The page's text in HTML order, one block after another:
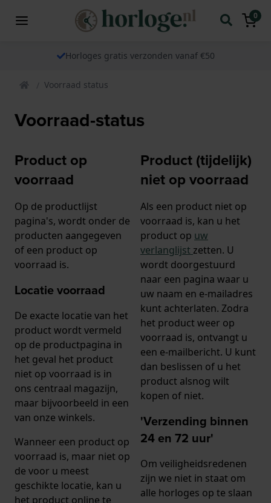
0
Horloges gratis verzonden vanaf €50
Voorraad status
Voorraad-status
Product op
voorraad
Op de productlijst
pagina's, wordt onder de
producten aangegeven
of een product op
voorraad is.
Locatie voorraad
De exacte locatie van het
product wordt vermeld
op de productpagina in
het geval het product
niet op voorraad is in
ons centraal magazijn,
maar bijvoorbeeld in een
van onze winkels.
Wanneer een product op
voorraad is, maar niet op
de voor u meest
geschikte locatie, kan u
het product online te
Product (tijdelijk)
niet op voorraad
Als een product niet op
voorraad is, kan u het
product op uw
verlanglijst zetten. U
wordt doorgestuurd
naar een pagina waar u
uw naam en e-mailadres
kunt achterlaten. Zodra
het product weer op
voorraad is, ontvangt u
een e-mailbericht. U kunt
dan beslissen of u het
product alsnog wilt
kopen of niet.
'Verzending binnen
24 en 72 uur'
Om veiligheidsredenen
zijn we niet in staat om
alle horloges op te slaan